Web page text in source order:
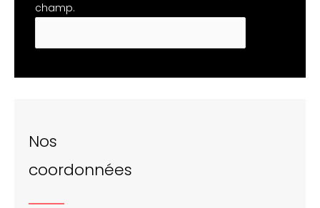
champ.
Nos
coordonnées